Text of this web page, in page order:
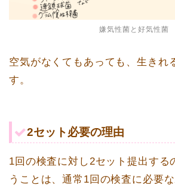
嫌気性菌と好気性菌
空気がなくてもあっても、生きれ
す。
2セット必要の理由
1回の検査に対し2セット提出する
うことは、通常1回の検査に必要